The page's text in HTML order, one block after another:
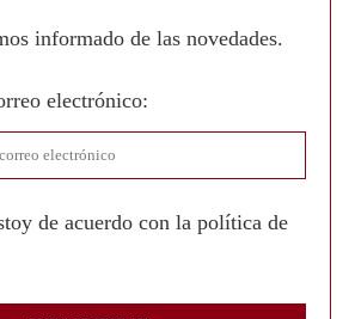
informado de las novedades.
electrónico:
de acuerdo con la política de